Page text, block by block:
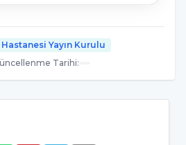
ağrı ve yanma
halsizlik hissi
Yayın Kurulu
Tarihi: